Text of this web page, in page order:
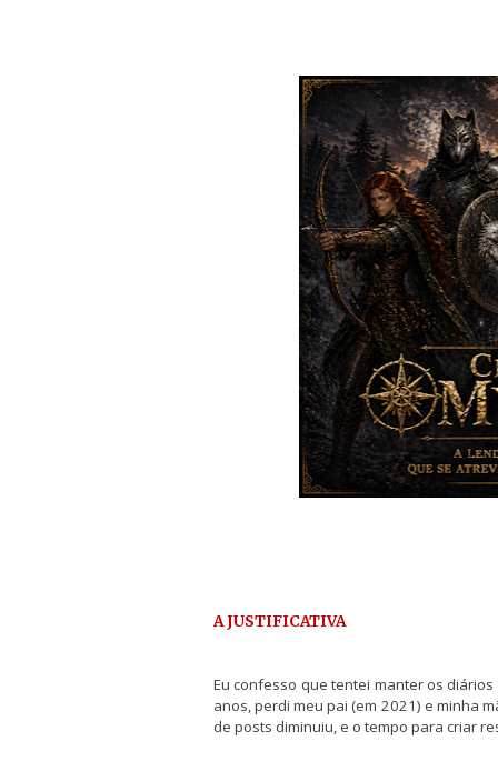
A JUSTIFICATIVA
Eu confesso que tentei manter os
anos, perdi meu pai (em 2021) e minha
de posts diminuiu, e o tempo para criar